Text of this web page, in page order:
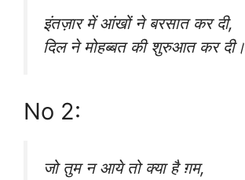
इंतज़ार में आंखों ने बरसात कर दी,
दिल ने मोहब्बत की शुरुआत कर दी।
No 2:
जो तुम न आये तो क्या है ग़म,